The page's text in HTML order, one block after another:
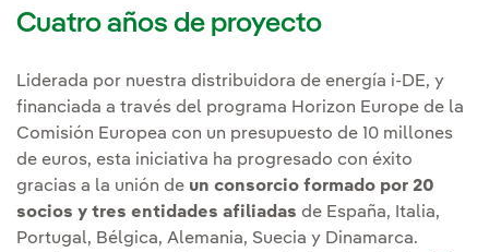
Cuatro años de proyecto
Liderada por nuestra distribuidora de energía i-DE, y
financiada a través del programa Horizon Europe de la
Comisión Europea con un presupuesto de 10 millones
de euros, esta iniciativa ha progresado con éxito
gracias a la unión de un consorcio formado por 20
socios y tres entidades afiliadas de España, Italia,
Portugal, Bélgica, Alemania, Suecia y Dinamarca.